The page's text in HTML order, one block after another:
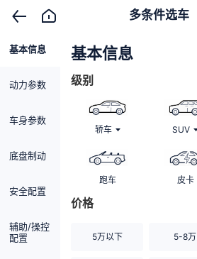
多条件选车
基本信息
动力参数
车身参数
底盘制动
安全配置
辅助/操控
配置
基本信息
级别
轿车 SUV
跑车 皮卡
价格
5万以下 5-8万